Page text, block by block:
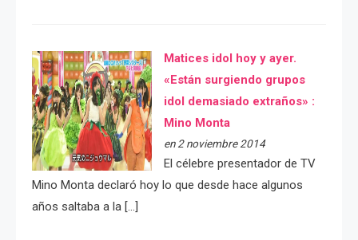
Matices idol hoy y ayer.
«Están surgiendo grupos
idol demasiado extraños» :
Mino Monta
en 2 noviembre 2014
El célebre presentador de TV
Mino Monta declaró hoy lo que desde hace algunos
años saltaba a la […]